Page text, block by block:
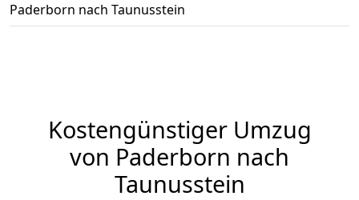
Paderborn nach Taunusstein
Kostengünstiger Umzug
von Paderborn nach
Taunusstein